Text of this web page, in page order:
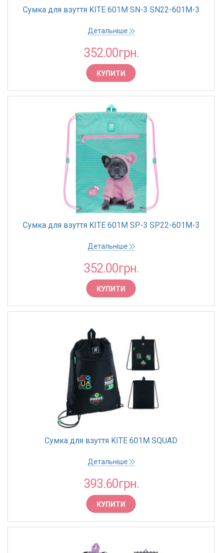
Сумка для взуття KITE 601M SN-3 SN22-601M-3
Детальніше
352.00грн.
КУПИТИ
Сумка для взуття KITE 601M SP-3 SP22-601M-3
Детальніше
352.00грн.
КУПИТИ
Сумка для взуття KITE 601M SQUAD
Детальніше
393.60грн.
КУПИТИ